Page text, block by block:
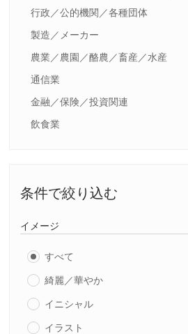
行政／公的機関／各種団体
製造／メーカー
農業／農園／酪農／畜産／水産
通信業
金融／保険／投資関連
飲食業
条件で絞り込む
イメージ
すべて
綺麗／華やか
イニシャル
イラスト